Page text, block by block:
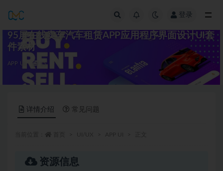
登录
95屏在线卖车汽车租赁APP应用程序界面设计UI套
件素材
APP UI 15
详情介绍 常见问题
资源信息